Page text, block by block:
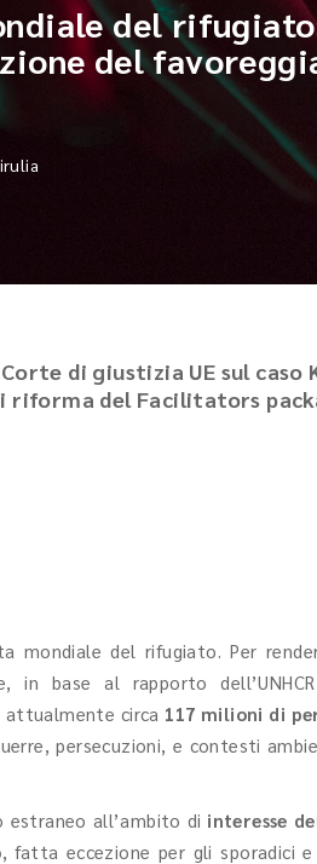
del
del
di giustizia UE sul caso
riforma del Facilitators
mondiale del rifugiato. Per
in base al rapporto dell’UNHCR
attualmente circa 117 milioni di
persecuzioni, e contesti
all’ambito di interesse
, fatta eccezione per gli sporadici